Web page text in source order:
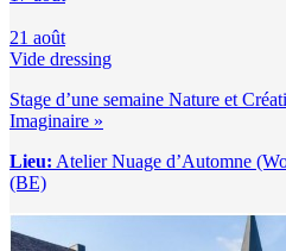
21 août
Vide dressing
Stage d’une semaine Nature et
Imaginaire »
Lieu: Atelier Nuage d’Automne
(BE)